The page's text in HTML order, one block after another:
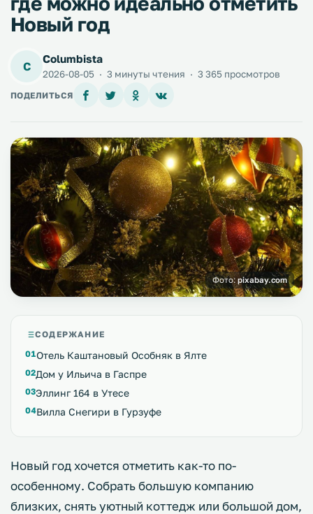
Новый год
C
Columbista
2026-08-05 · 3 минуты чтения · 3 365 просмотров
ПОДЕЛИТЬСЯ
Фото:pixabay.com
СОДЕРЖАНИЕ
Отель Каштановый Особняк в Ялте
Дом у Ильича в Гаспре
Эллинг 164 в Утесе
Вилла Снегири в Гурзуфе
Новый год хочется отметить как-то по-
особенному. Собрать большую компанию
близких, снять уютный коттедж или большой дом,